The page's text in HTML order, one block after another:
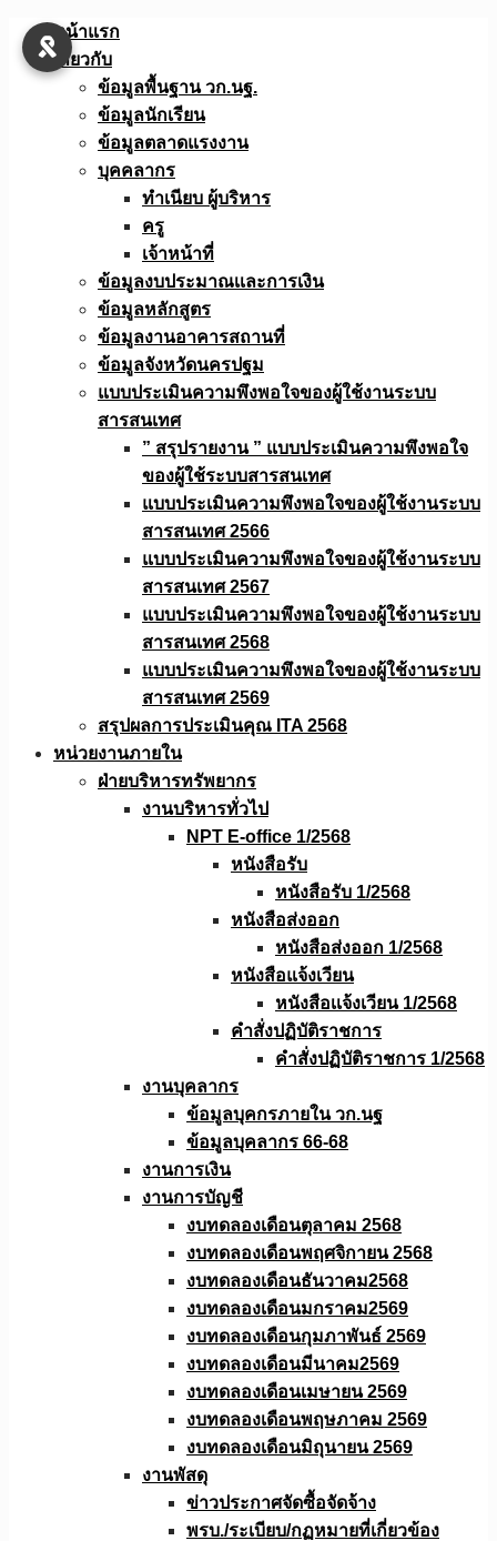
Skip
หน้าแรก
เกี่ยวกับ
ข้อมูลพื้นฐาน วก.นฐ.
ข้อมูลนักเรียน
ข้อมูลตลาดแรงงาน
บุคคลากร
ทำเนียบ ผู้บริหาร
ครู
เจ้าหน้าที่
ข้อมูลงบประมาณเเละการเงิน
ข้อมูลหลักสูตร
ข้อมูลงานอาคารสถานที่
ข้อมูลจังหวัดนครปฐม
แบบประเมินความพึงพอใจของผู้ใช้งานระบบ
สารสนเทศ
” สรุปรายงาน ” แบบประเมินความพึงพอใจ
ของผู้ใช้ระบบสารสนเทศ
แบบประเมินความพึงพอใจของผู้ใช้งานระบบ
สารสนเทศ 2566
แบบประเมินความพึงพอใจของผู้ใช้งานระบบ
สารสนเทศ 2567
แบบประเมินความพึงพอใจของผู้ใช้งานระบบ
สารสนเทศ 2568
แบบประเมินความพึงพอใจของผู้ใช้งานระบบ
สารสนเทศ 2569
สรุปผลการประเมินคุณ ITA 2568
หน่วยงานภายใน
ฝ่ายบริหารทรัพยากร
งานบริหารทั่วไป
NPT E-office 1/2568
หนังสือรับ
หนังสือรับ 1/2568
หนังสือส่งออก
หนังสือส่งออก 1/2568
หนังสือแจ้งเวียน
หนังสือเเจ้งเวียน 1/2568
คำสั่งปฏิบัติราชการ
คำสั่งปฏิบัติราชการ 1/2568
งานบุคลากร
ข้อมูลบุคกรภายใน วก.นฐ
ข้อมูลบุคลากร 66-68
งานการเงิน
งานการบัญชี
งบทดลองเดือนตุลาคม 2568
งบทดลองเดือนพฤศจิกายน 2568
งบทดลองเดือนธันวาคม2568
งบทดลองเดือนมกราคม2569
งบทดลองเดือนกุมภาพันธ์ 2569
งบทดลองเดือนมีนาคม2569
งบทดลองเดือนเมษายน 2569
งบทดลองเดือนพฤษภาคม 2569
งบทดลองเดือนมิถุนายน 2569
งานพัสดุ
ข่าวประกาศจัดซื้อจัดจ้าง
พรบ./ระเบียบ/กฏหมายที่เกี่ยวข้อง